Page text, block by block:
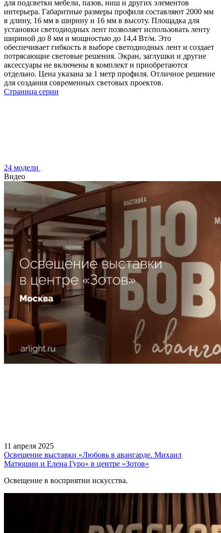
для подсветки мебели, пазов, ниш и других элементов
интерьера. Габаритные размеры профиля составляют 2000 мм
в длину, 16 мм в ширину и 16 мм в высоту. Площадка для
установки светодиодных лент позволяет использовать ленту
шириной до 8 мм и мощностью до 14,4 Вт/м. Это
обеспечивает гибкость в выборе светодиодных лент и создает
потрясающие световые решения. Экран, заглушки и другие
аксессуары не включены в комплект и приобретаются
отдельно. Цена указана за 1 метр профиля. Отличное решение
для создания современных световых проектов.
Страница серии
24 модели
Видео
11 апреля 2025
Освещение выставки «Любовь в авангарде. Михаил
Матюшин и Елена Гуро» в центре «Зотов»
Освещение в восприятии искусства.